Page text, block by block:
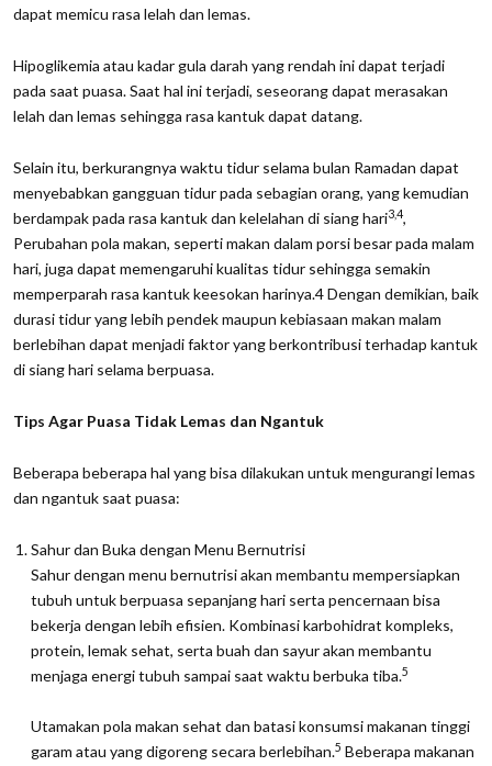
dapat memicu rasa lelah dan lemas.
Hipoglikemia atau kadar gula darah yang rendah ini dapat terjadi
pada saat puasa. Saat hal ini terjadi, seseorang dapat merasakan
lelah dan lemas sehingga rasa kantuk dapat datang.
Selain itu, berkurangnya waktu tidur selama bulan Ramadan dapat
menyebabkan gangguan tidur pada sebagian orang, yang kemudian
berdampak pada rasa kantuk dan kelelahan di siang hari3,4,
Perubahan pola makan, seperti makan dalam porsi besar pada malam
hari, juga dapat memengaruhi kualitas tidur sehingga semakin
memperparah rasa kantuk keesokan harinya.4 Dengan demikian, baik
durasi tidur yang lebih pendek maupun kebiasaan makan malam
berlebihan dapat menjadi faktor yang berkontribusi terhadap kantuk
di siang hari selama berpuasa.
Tips Agar Puasa Tidak Lemas dan Ngantuk
Beberapa beberapa hal yang bisa dilakukan untuk mengurangi lemas
dan ngantuk saat puasa:
Sahur dan Buka dengan Menu Bernutrisi
Sahur dengan menu bernutrisi akan membantu mempersiapkan
tubuh untuk berpuasa sepanjang hari serta pencernaan bisa
bekerja dengan lebih efisien. Kombinasi karbohidrat kompleks,
protein, lemak sehat, serta buah dan sayur akan membantu
menjaga energi tubuh sampai saat waktu berbuka tiba.5
Utamakan pola makan sehat dan batasi konsumsi makanan tinggi
garam atau yang digoreng secara berlebihan.5 Beberapa makanan